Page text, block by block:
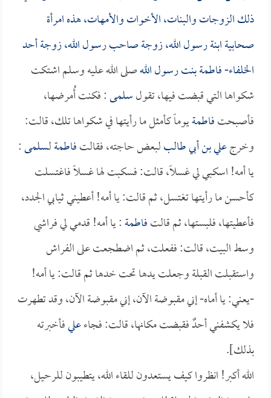
ذلك الزوجات والبنات، الأخوات والأمهات، هذه امرأة
صحابية ابنة رسول الله، زوجة صاحب رسول الله، زوجة أحد
الخلفاء-فاطمة بنت رسول اللهصلى الله عليه وسلم اشتكت
شكواها التي قبضت فيها، تقولسلمى: فكنت أُمرضها،
فأصبحتفاطمةيوماً كأمثل ما رأيتها في شكواها تلك، قالت:
وخرجعلي بن أبي طالبلبعض حاجته، فقالتفاطمةلـسلمى:
يا أمه! اسكبي لي غسلاً، قالت: فسكبت لها غسلاً فاغتسلت
كأحسن ما رأيتها تغتسل، ثم قالت: يا أمه! أعطيني ثيابي الجدد،
فأعطيتها، فلبستها، ثم قالتفاطمة: يا أمه! قدمي لي فراشي
وسط البيت، قالت: ففعلت، ثم اضطجعت على الفراش
واستقبلت القبلة وجعلت يدها تحت خدها ثم قالت: يا أمه!
-يعني: يا أماه- إني مقبوضة الآن، إني مقبوضة الآن، وقد تطهرت
فلا يكشفني أحدٌ فقبضت مكانها، قالت: فجاءعليفأخبرته
بذلك].
الله أكبر! انظروا كيف يستعدون للقاء الله، يتطيبون للرحيل،